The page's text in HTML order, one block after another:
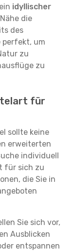
idyllischer
die
des
perfekt, um
zu
zu
für
sollte keine
erweiterten
individuell
für sich zu
die Sie in
Sie sich vor,
Ausblicken
entspannen